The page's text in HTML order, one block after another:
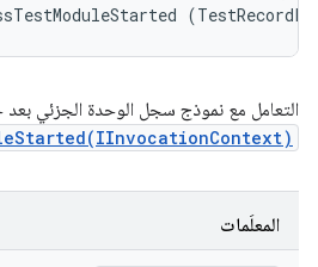
التعامل مع نموذج سجل الوحدة الجزئي
المعلَمات